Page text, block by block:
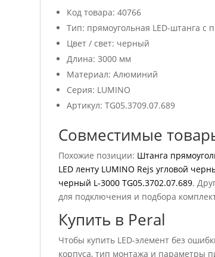
Код товара: 40766
Тип: прямоугольная LED-штанга с
Цвет / свет: черный
Длина: 3000 мм
Материал: Алюминий
Серия: LUMINO
Артикул: TG05.3709.07.689
Совместимые
Похожие позиции: Штанга
LED ленту LUMINO Rejs угловой
черный L-3000 TG05.3702.07.689.
для подключения и подбора
Купить в Peral
Чтобы купить LED-элемент без
корпуса, тип монтажа и параметры